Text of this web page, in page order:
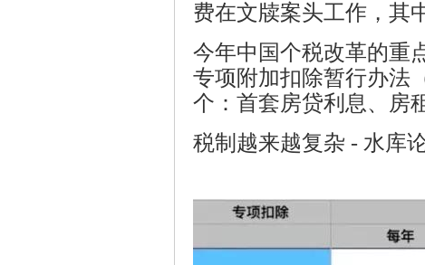
费在文牍案头工作，其
今年中国个税改革的重
专项附加扣除暂行办法
个：首套房贷利息、房
税制越来越复杂 - 水库